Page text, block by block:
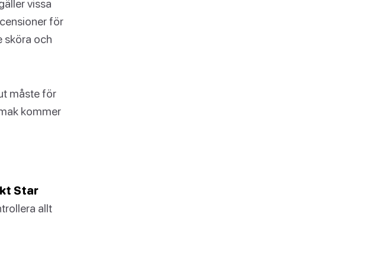
vissa
för
sköra och
måste för
kommer
Star
allt